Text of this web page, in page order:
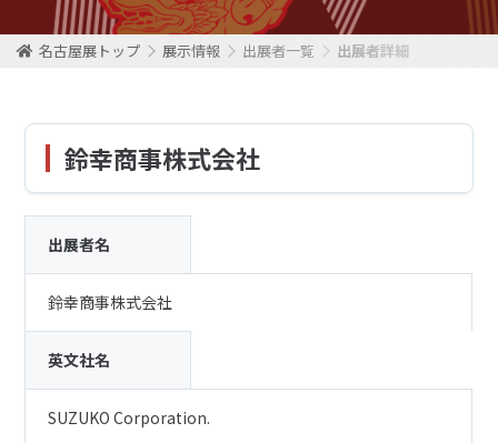
名古屋展トップ 展示情報 出展者一覧 出展者詳細
鈴幸商事株式会社
出展者名
鈴幸商事株式会社
英文社名
SUZUKO Corporation.